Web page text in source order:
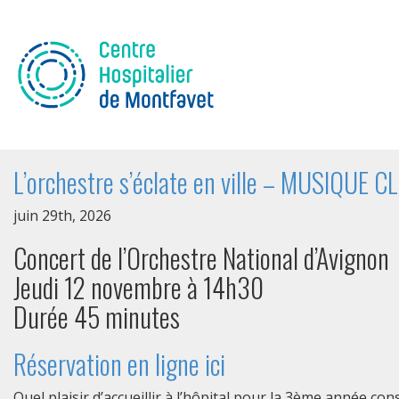
L’orchestre s’éclate en ville – MUSIQUE
juin 29th, 2026
Concert de l’Orchestre National d’Avignon
Jeudi 12 novembre à 14h30
Durée 45 minutes
Réservation en ligne ici